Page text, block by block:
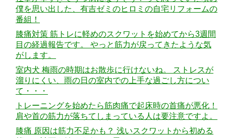
僕を思い出した、有吉ゼミのヒロミの自宅リフォームの
番組！
膝痛対策 筋トレに軽めのスクワットを始めてから3週間
目の経過報告です。 やっと筋力が戻ってきたような気
がします。
室内犬 梅雨の時期はお散歩に行けないね。 ストレスが
溜りにくい、雨の日の室内での上手な過ごし方につい
て・・・
トレーニングを始めたら筋肉痛で起床時の首痛が悪化！
肩や首の筋力が落ちてしまっている人は要注意ですよ。
膝痛 原因は筋力不足かも？ 浅いスクワットから初める